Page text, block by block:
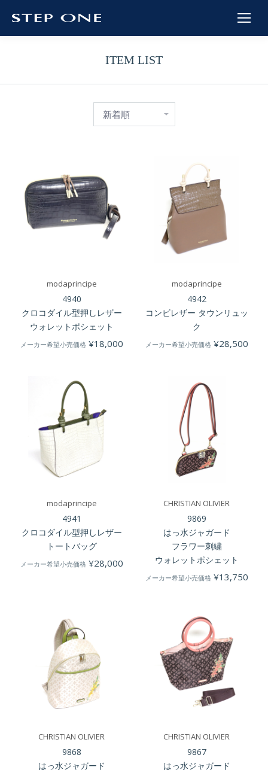
ITEM LIST
modaprincipe
4940
クロコダイル型押しレザー
ウォレットポシェット
メーカー希望小売価格 ¥18,000
modaprincipe
4942
コンビレザー タウンリュッ
ク
メーカー希望小売価格 ¥28,500
modaprincipe
4941
クロコダイル型押しレザー
トートバッグ
メーカー希望小売価格 ¥28,000
CHRISTIAN OLIVIER
9869
はっ水ジャガード
フラワー刺繍
ウォレットポシェット
メーカー希望小売価格 ¥13,750
CHRISTIAN OLIVIER
9868
はっ水ジャガード
CHRISTIAN OLIVIER
9867
はっ水ジャガード